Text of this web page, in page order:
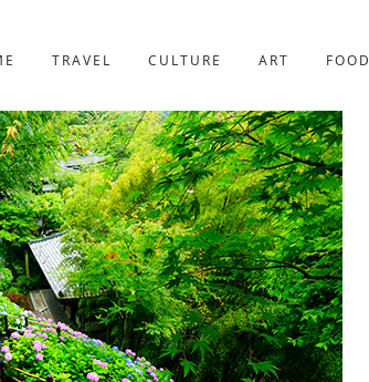
TRAVEL CULTURE ART FOOD